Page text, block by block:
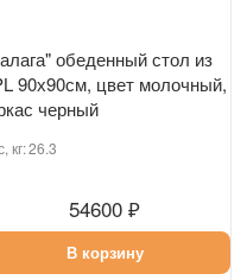
обеденный стол из
90х90см, цвет молочный,
черный
кг:26.3
54600 ₽
В корзину